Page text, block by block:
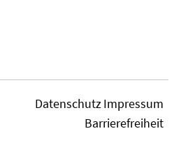
DatenschutzImpressum
Barrierefreiheit